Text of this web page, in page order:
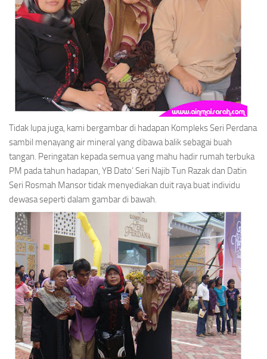
Tidak lupa juga, kami bergambar di hadapan Kompleks Seri Perdana
sambil menayang air mineral yang dibawa balik sebagai buah
tangan. Peringatan kepada semua yang mahu hadir rumah terbuka
PM pada tahun hadapan, YB Dato’ Seri Najib Tun Razak dan Datin
Seri Rosmah Mansor tidak menyediakan duit raya buat individu
dewasa seperti dalam gambar di bawah.